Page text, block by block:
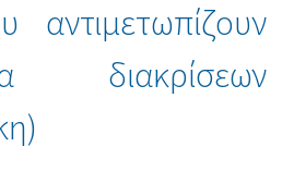
αντιμετωπίζουν
διακρίσεων